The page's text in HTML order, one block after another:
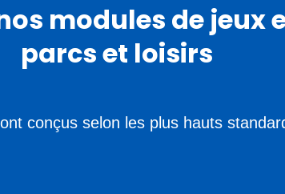
modules de jeux
parcs et loisirs
conçus selon les plus hauts